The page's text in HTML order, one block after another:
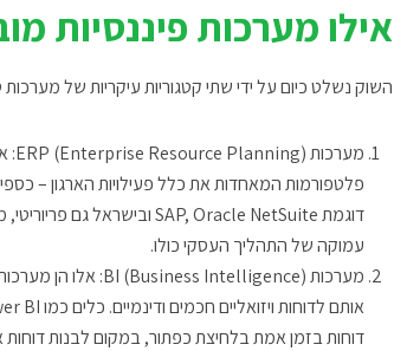
אילו מערכות פיננסיות
השוק נשלט כיום על ידי שתי קטגוריות עיקריות של מערכות
מערכות ERP (Enterprise Resource Planning):
פלטפורמות המאחדות את כלל פעילויות הארגון –
דוגמת SAP, Oracle NetSuite ובישראל גם פריוריטי, מאפשרות
עמוקה של התהליך העסקי כולו.
מערכות BI (Business Intelligence):
אותם לדוחות ויזואליים חכמים ודינמיים. כלים כמו Power BI של מיקרוסופט או Tableau מאפשרים למנהלי חשבונות וחשבים להפיק
דוחות בזמן אמת